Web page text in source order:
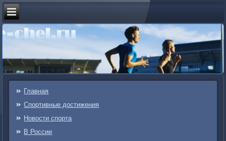
Главная
Спортивные достижения
Новости спорта
В России